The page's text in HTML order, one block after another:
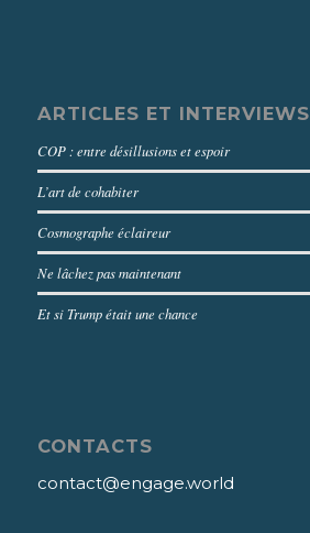
ARTICLES ET INTERVIEWS
COP : entre désillusions et espoir
L’art de cohabiter
Cosmographe éclaireur
Ne lâchez pas maintenant
Et si Trump était une chance
CONTACTS
contact@engage.world